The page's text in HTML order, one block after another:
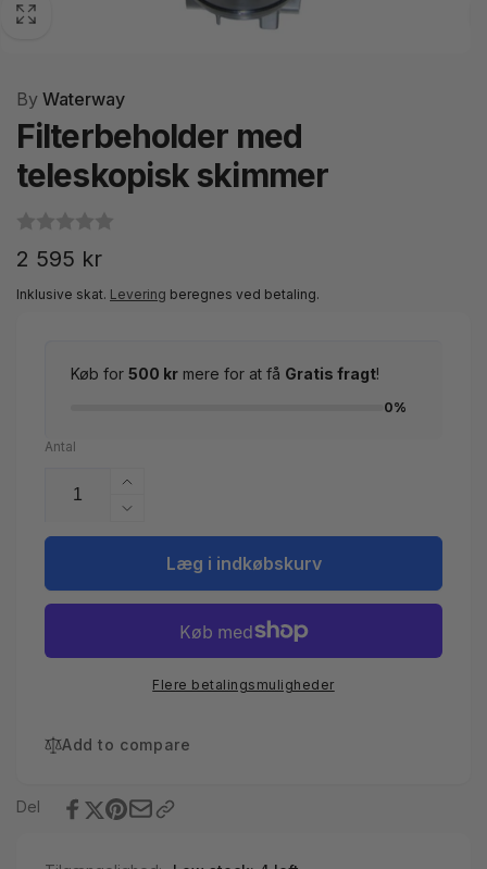
By Waterway
Filterbeholder med
teleskopisk skimmer
Normalpris
2 595 kr
Inklusive skat. Levering beregnes ved betaling.
Køb for 500 kr mere for at få Gratis fragt!
0%
Antal
Øg
antallet
for
Filterbeholder
teleskopisk
skimmer
Reducer
antallet
Filterbeholder
med
teleskopisk
skimmer
Læg i indkøbskurv
Flere betalingsmuligheder
Add to compare
Del